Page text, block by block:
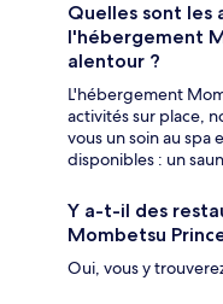
Quelles sont les
l'hébergement
alentour ?
L'hébergement
activités sur place,
vous un soin au
disponibles : un
Y a-t-il des
Mombetsu
Oui, vous y